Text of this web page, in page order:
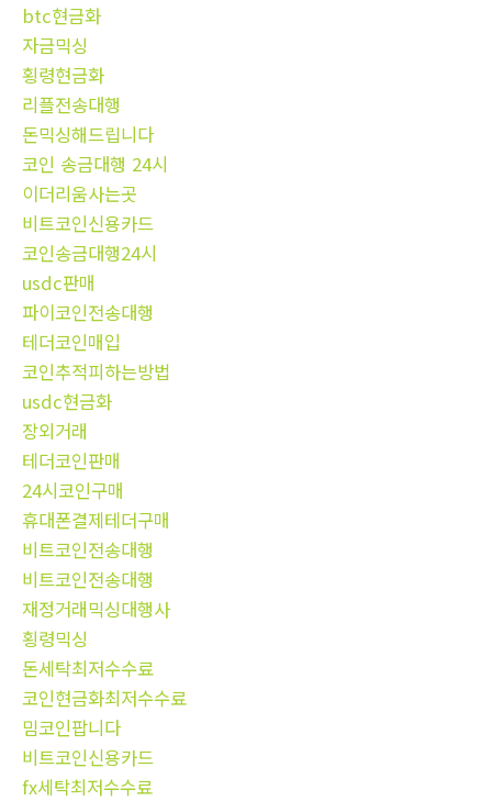
btc현금화
자금믹싱
횡령현금화
리플전송대행
돈믹싱해드립니다
코인 송금대행 24시
이더리움사는곳
비트코인신용카드
코인송금대행24시
usdc판매
파이코인전송대행
테더코인매입
코인추적피하는방법
usdc현금화
장외거래
테더코인판매
24시코인구매
휴대폰결제테더구매
비트코인전송대행
비트코인전송대행
재정거래믹싱대행사
횡령믹싱
돈세탁최저수수료
코인현금화최저수수료
밈코인팝니다
비트코인신용카드
fx세탁최저수수료